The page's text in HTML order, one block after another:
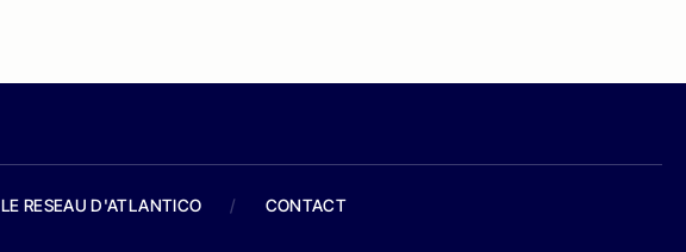
LE RESEAU D'ATLANTICO / CONTACT